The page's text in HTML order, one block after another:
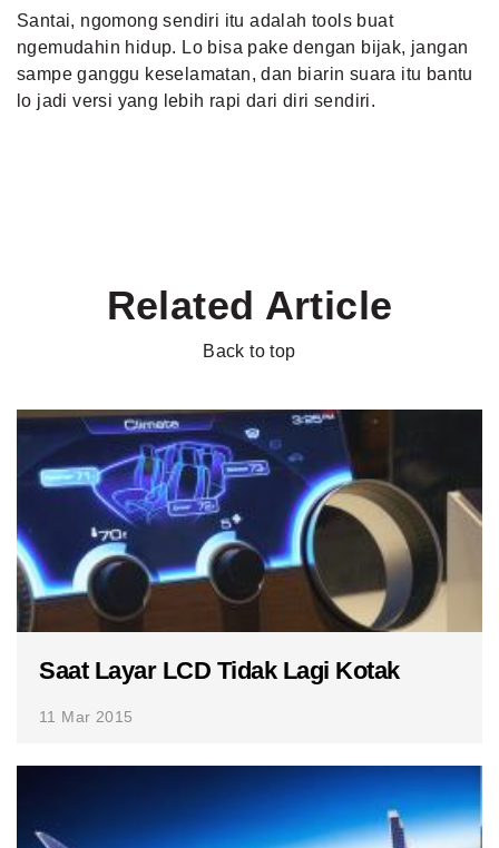
Santai, ngomong sendiri itu adalah tools buat
ngemudahin hidup. Lo bisa pake dengan bijak, jangan
sampe ganggu keselamatan, dan biarin suara itu bantu
lo jadi versi yang lebih rapi dari diri sendiri.
Related Article
Back to top
Saat Layar LCD Tidak Lagi Kotak
11 Mar 2015